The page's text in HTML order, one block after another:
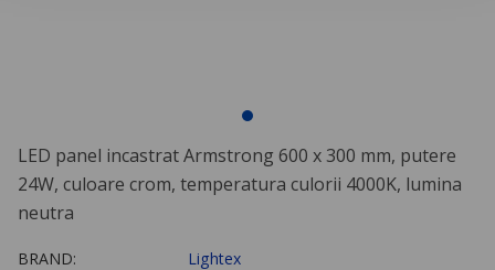
LED panel incastrat Armstrong 600 x 300 mm, putere
24W, culoare crom, temperatura culorii 4000K, lumina
neutra
BRAND:
Lightex